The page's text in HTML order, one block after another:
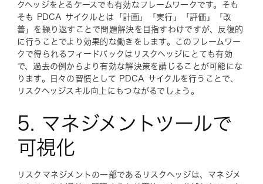
クヘッジをとるケースでも有効なフレームワークです。そも
そも PDCA サイクルとは「計画」「実行」「評価」「改
善」を繰り返すことで問題解決を目指すわけですが、反復的
に行うことでより効果的な働きをします。このフレームワー
クで得られるフィードバックはリスクヘッジにとても有効
で、過去の例からより有効な解決策を講じることが可能にな
ります。日々の習慣として PDCA サイクルを行うことで、
リスクヘッジスキル向上にもつながるでしょう。
5. マネジメントツールで
可視化
リスクマネジメントの一部であるリスクヘッジは、マネジメ